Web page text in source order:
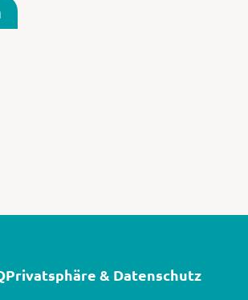
Privatsphäre & Datenschutz